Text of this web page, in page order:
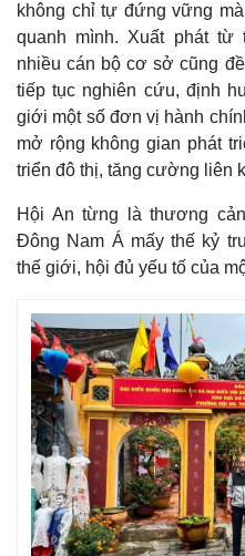
không chỉ tự đứng vững
quanh mình. Xuất phát từ
nhiều cán bộ cơ sở cũng
tiếp tục nghiên cứu, định
giới một số đơn vị hành
mở rộng không gian phát
triển đô thị, tăng cường liên
Hội An từng là thương
Đông Nam Á mấy thế kỷ
thế giới, hội đủ yếu tố của